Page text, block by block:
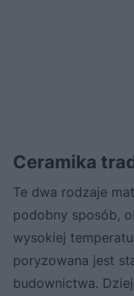
Ceramika
Te dwa rodzaje
podobny sposób,
wysokiej
poryzowana jest
budownictwa.